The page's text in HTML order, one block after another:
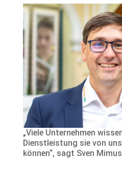
„Viele Unternehmen
Dienstleistung sie von
können“, sagt Sven